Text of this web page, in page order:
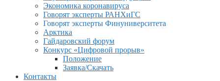
Экономика коронавируса
Говорят эксперты РАНХиГС
Говорят эксперты Финуниверситета
Арктика
Гайдаровский форум
Конкурс «Цифровой прорыв»
Положение
Заявка/Скачать
Контакты